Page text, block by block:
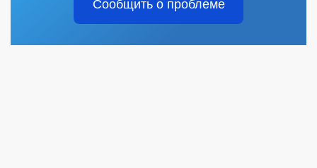
Сообщить о проблеме